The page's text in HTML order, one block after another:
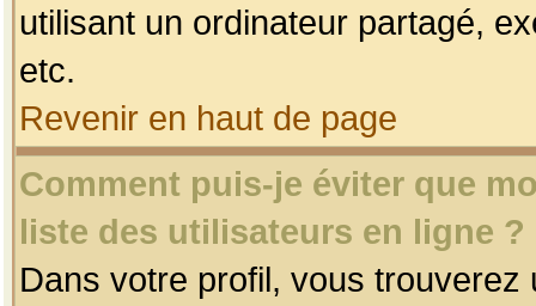
utilisant un ordinateur partagé,
etc.
Revenir en haut de page
Comment puis-je éviter que
liste des utilisateurs en ligne ?
Dans votre profil, vous